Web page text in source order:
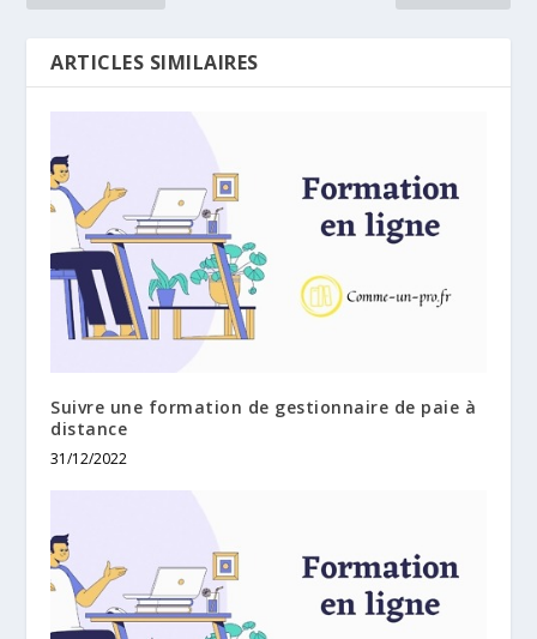
ARTICLES SIMILAIRES
Suivre une formation de gestionnaire de paie à
distance
31/12/2022